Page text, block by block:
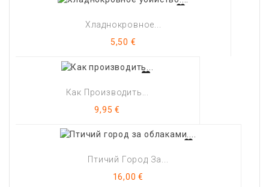
Хладнокровное...
Цена
5,50 €
Как Производить...
Цена
9,95 €
Птичий Город За...
Цена
16,00 €